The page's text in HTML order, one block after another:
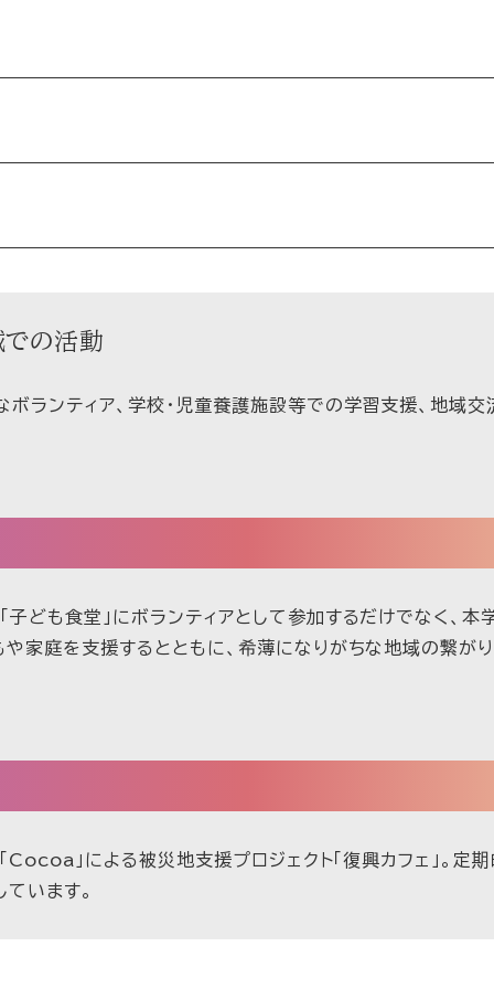
での活動
ランティア、学校・児童養護施設等での学習支援、地域交
ども食堂」にボランティアとして参加するだけでなく、本
家庭を支援するとともに、希薄になりがちな地域の繋が
」による被災地支援プロジェクト「復興カフェ」。定
います。